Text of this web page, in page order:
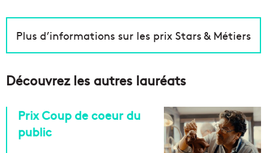
Plus d’informations sur les prix Stars & Métiers
Découvrez les autres lauréats
Prix Coup de coeur du
public